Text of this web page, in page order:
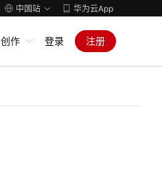
中国站 华为云App
创作 登录 注册